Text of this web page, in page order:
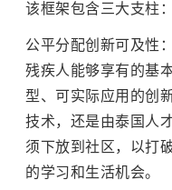
该框架包含三大支柱：
公平分配创新可及性
残疾人能够享有的基
型、可实际应用的创
技术，还是由泰国人
须下放到社区，以打
的学习和生活机会。